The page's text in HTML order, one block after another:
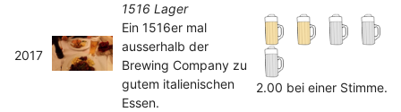
2017
1516 Lager
Ein 1516er mal
ausserhalb der
Brewing Company zu
gutem italienischen
Essen.
2.00 bei einer Stimme.